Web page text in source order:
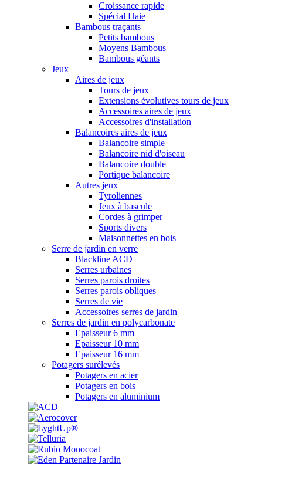
Croissance rapide
Spécial Haie
Bambous traçants
Petits bambous
Moyens Bambous
Bambous géants
Jeux
Aires de jeux
Tours de jeux
Extensions évolutives tours de jeux
Accessoires aires de jeux
Accessoires d'installation
Balancoires aires de jeux
Balancoire simple
Balancoire nid d'oiseau
Balancoire double
Portique balancoire
Autres jeux
Tyroliennes
Jeux à bascule
Cordes à grimper
Sports divers
Maisonnettes en bois
Serre de jardin en verre
Blackline ACD
Serres urbaines
Serres parois droites
Serres parois obliques
Serres de vie
Accessoires serres de jardin
Serres de jardin en polycarbonate
Epaisseur 6 mm
Epaisseur 10 mm
Epaisseur 16 mm
Potagers surélevés
Potagers en acier
Potagers en bois
Potagers en aluminium